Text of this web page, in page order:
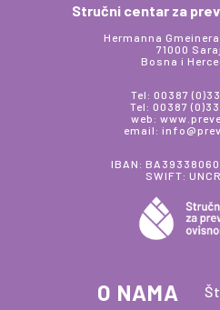
Stručni centar za
Hermanna Gmeinera
71000
Bosna i
Tel: 00387
Tel: 00387
web:
email:
IBAN:
SWIFT:
O NAMA